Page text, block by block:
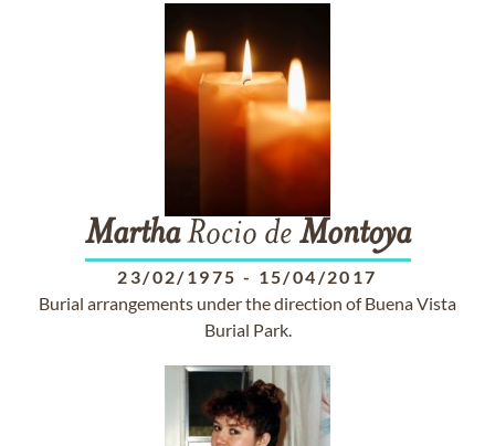
MarthaRocio de Montoya
23/02/1975 - 15/04/2017
Burial arrangements under the direction of Buena Vista
Burial Park.